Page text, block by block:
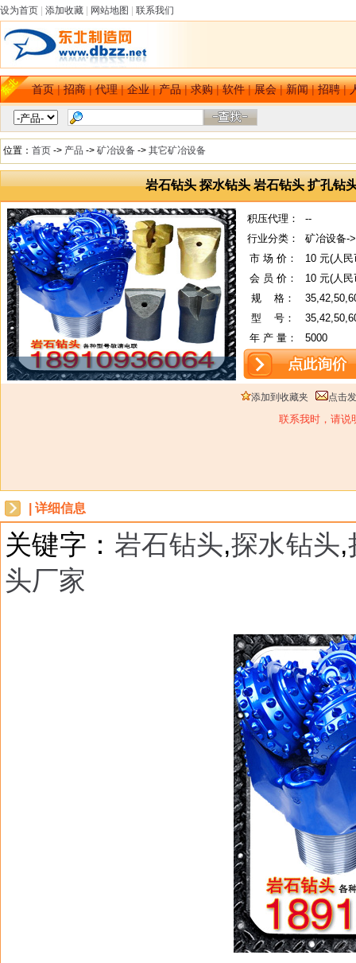
设为首页 添加收藏 网站地图 联系我们
首页|招商|代理|企业|产品|求购|软件|展会|新闻|招聘|
位置： 首页 -> 产品 -> 矿冶设备 -> 其它矿冶设备
岩石钻头 探水钻头 岩石钻头 扩孔钻
积压代理：
--
行业分类：
矿冶设备-
市 场 价：
10 元(人民
会 员 价：
10 元(人民
规
格：
型
号：
年 产 量：
5000
添加到收藏夹 点击
联系我时，请说
| 详细信息
关键字： 岩石钻头,探水钻头,
头厂家